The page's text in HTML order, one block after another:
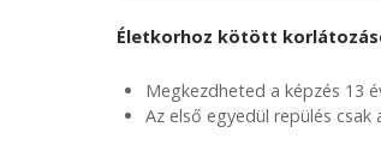
Életkorhoz kötött
Megkezdheted a képzés 13
Az első egyedül repülés